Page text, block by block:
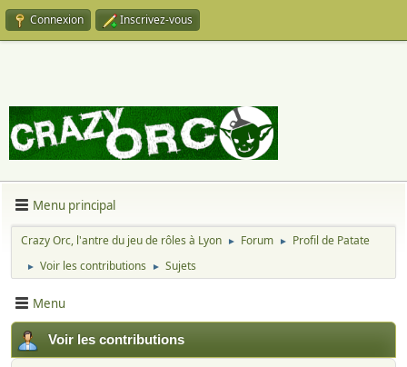
Connexion Inscrivez-vous
Menu principal
Crazy Orc, l'antre du jeu de rôles à Lyon ► Forum ► Profil de Patate
► Voir les contributions ► Sujets
Menu
Voir les contributions